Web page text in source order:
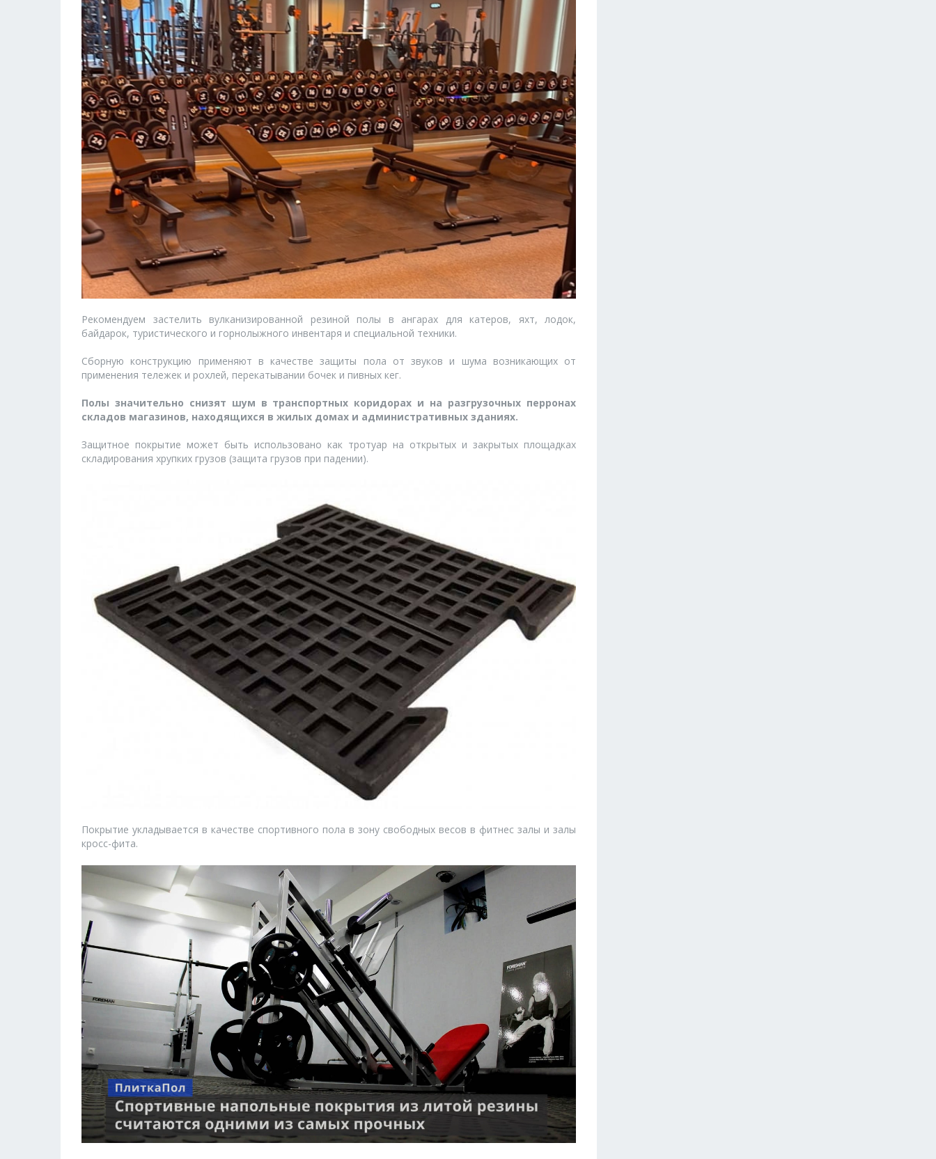
Рекомендуем застелить вулканизированной резиной полы в ангарах для катеров, яхт, лодок,
байдарок, туристического и горнолыжного инвентаря и специальной техники.
Сборную конструкцию применяют в качестве защиты пола от звуков и шума возникающих от
применения тележек и рохлей, перекатывании бочек и пивных кег.
Полы значительно снизят шум в транспортных коридорах и на разгрузочных перронах
складов магазинов, находящихся в жилых домах и административных зданиях.
Защитное покрытие может быть использовано как тротуар на открытых и закрытых площадках
складирования хрупких грузов (защита грузов при падении).
Покрытие укладывается в качестве спортивного пола в зону свободных весов в фитнес залы и залы
кросс-фита.